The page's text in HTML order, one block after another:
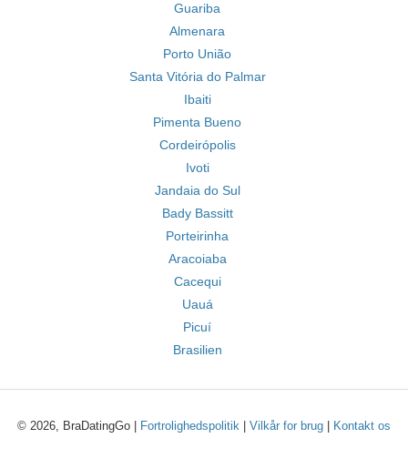
Guariba
Almenara
Porto União
Santa Vitória do Palmar
Ibaiti
Pimenta Bueno
Cordeirópolis
Ivoti
Jandaia do Sul
Bady Bassitt
Porteirinha
Aracoiaba
Cacequi
Uauá
Picuí
Brasilien
© 2026, BraDatingGo | Fortrolighedspolitik Vilkår for brug Kontakt os